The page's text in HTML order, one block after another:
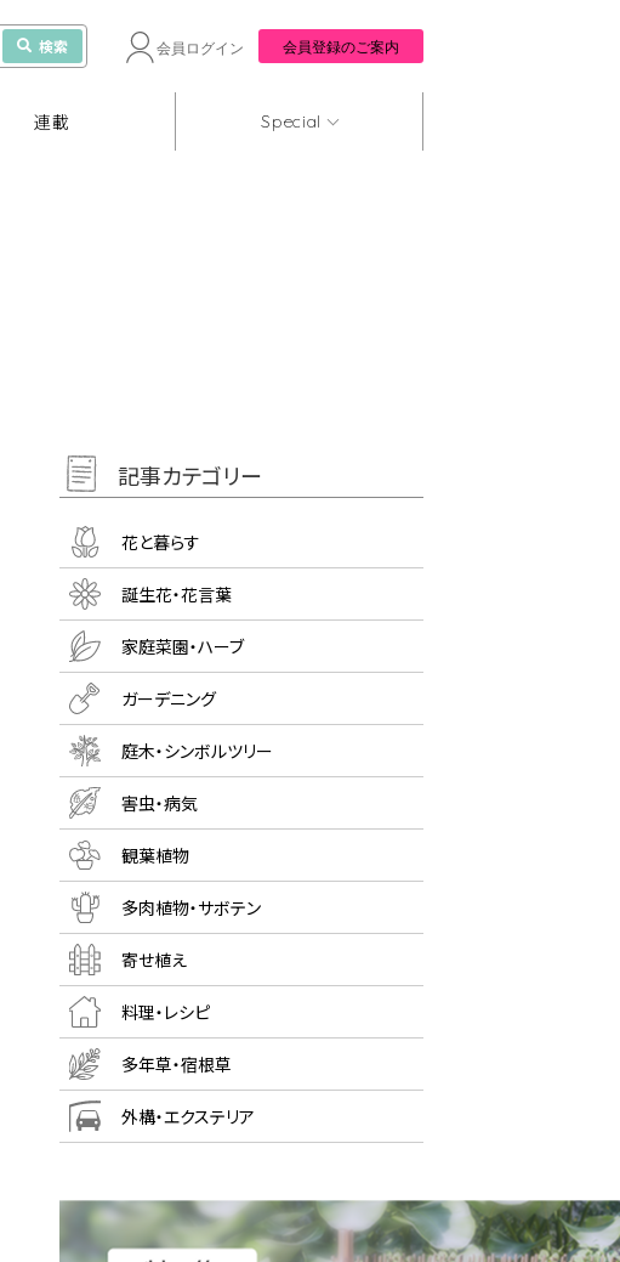
検索 会員ログイン 会員登録のご案内
連載 Special
記事カテゴリー
花と暮らす
誕生花・花言葉
家庭菜園・ハーブ
ガーデニング
庭木・シンボルツリー
害虫・病気
観葉植物
多肉植物・サボテン
寄せ植え
料理・レシピ
多年草・宿根草
外構・エクステリア